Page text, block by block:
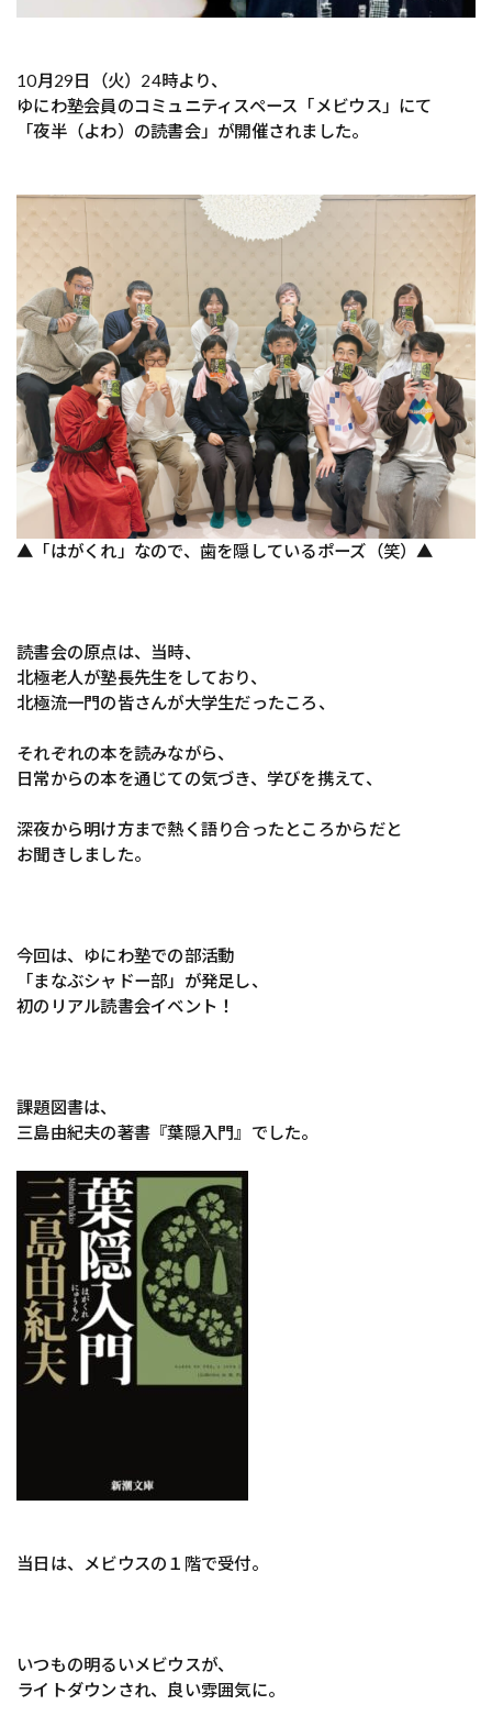
10月29日（火）24時より、
ゆにわ塾会員のコミュニティスペース「メビウス」にて
「夜半（よわ）の読書会」が開催されました。
▲「はがくれ」なので、歯を隠しているポーズ（笑）▲
読書会の原点は、当時、
北極老人が塾長先生をしており、
北極流一門の皆さんが大学生だったころ、
それぞれの本を読みながら、
日常からの本を通じての気づき、学びを携えて、
深夜から明け方まで熱く語り合ったところからだと
お聞きしました。
今回は、ゆにわ塾での部活動
「まなぶシャドー部」が発足し、
初のリアル読書会イベント！
課題図書は、
三島由紀夫の著書『葉隠入門』でした。
当日は、メビウスの１階で受付。
いつもの明るいメビウスが、
ライトダウンされ、良い雰囲気に。